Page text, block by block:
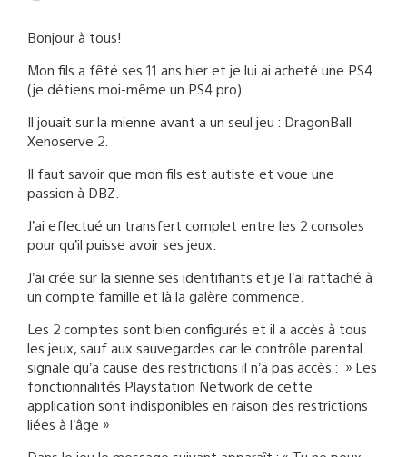
Bonjour à tous!
Mon fils a fêté ses 11 ans hier et je lui ai acheté une PS4
(je détiens moi-même un PS4 pro)
Il jouait sur la mienne avant a un seul jeu : DragonBall
Xenoserve 2.
Il faut savoir que mon fils est autiste et voue une
passion à DBZ.
J’ai effectué un transfert complet entre les 2 consoles
pour qu’il puisse avoir ses jeux.
J’ai crée sur la sienne ses identifiants et je l’ai rattaché à
un compte famille et là la galère commence.
Les 2 comptes sont bien configurés et il a accès à tous
les jeux, sauf aux sauvegardes car le contrôle parental
signale qu’a cause des restrictions il n’a pas accès : » Les
fonctionnalités Playstation Network de cette
application sont indisponibles en raison des restrictions
liées à l’âge »